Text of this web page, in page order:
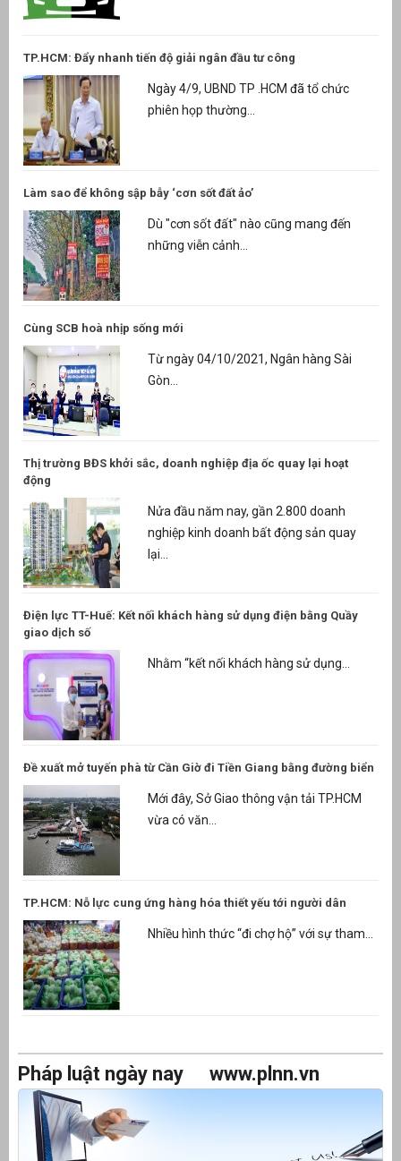
TP.HCM: Đẩy nhanh tiến độ giải ngân đầu tư công
Ngày 4/9, UBND TP .HCM đã tổ chức
phiên họp thường...
Làm sao để không sập bẫy ‘cơn sốt đất ảo’
Dù "cơn sốt đất" nào cũng mang đến
những viễn cảnh...
Cùng SCB hoà nhịp sống mới
Từ ngày 04/10/2021, Ngân hàng Sài
Gòn...
Thị trường BĐS khởi sắc, doanh nghiệp địa ốc quay lại hoạt
động
Nửa đầu năm nay, gần 2.800 doanh
nghiệp kinh doanh bất động sản quay
lại...
Điện lực TT-Huế: Kết nối khách hàng sử dụng điện bằng Quầy
giao dịch số
Nhằm “kết nối khách hàng sử dụng...
Đề xuất mở tuyến phà từ Cần Giờ đi Tiền Giang bằng đường biển
Mới đây, Sở Giao thông vận tải TP.HCM
vừa có văn...
TP.HCM: Nỗ lực cung ứng hàng hóa thiết yếu tới người dân
Nhiều hình thức “đi chợ hộ” với sự tham...
Pháp luật ngày nay www.plnn.vn